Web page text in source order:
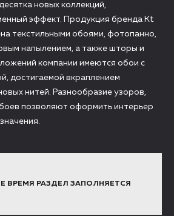
новых коллекций,
эффект. Продукция бренда Kt
текстильными обоями, фотопанно,
напылением, а также шторы и
компании имеются обои с
достигаемой вкраплением
нитей. Разнообразие узоров,
позволяют оформить интерьер
ВРЕМЯ РАЗДЕЛ ЗАПОЛНЯЕТСЯ